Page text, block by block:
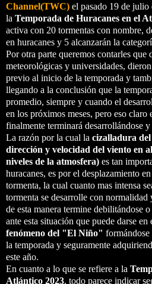
Channel(TWC) el pasado 19 de julio
la Temporada de Huracanes en el
activa con 20 tormentas con nombre,
en huracanes y 5 alcanzarán la
Por otra parte queremos contarles que
meteorológicas y universidades,
previo al inicio de la temporada y
llegando a la conclusión que la
promedio, siempre y cuando el
en los próximos meses, pero eso claro
finalmente terminará desarrollándose
La razón por la cual la cizalladura
dirección y velocidad del viento en
niveles de la atmosfera) es tan
huracanes, es por el desplazamiento
tormenta, la cual cuanto mas intensa
tormenta se desarrolle con normalidad
de esta manera termine debilitándose
ante esta situación que puede darse
fenómeno del "El Niño" formándose
la temporada y seguramente
este año.
En cuanto a lo que se refiere a la
Atlántico 2023, todo parece indicar